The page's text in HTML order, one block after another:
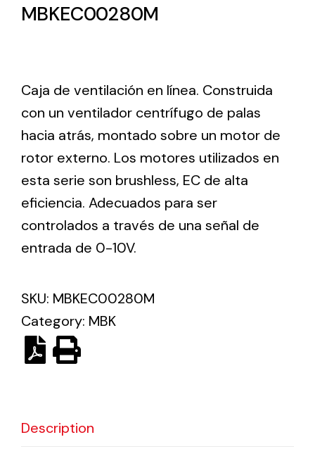
Complete solutions in lighting and electrical
material for each project and need
Ventilación
Amplia gama de ventiladores y equipos de
ventilación industriales
Ventilation
MBKEC00280M
Caja de ventilación en línea. Construida
con un ventilador centrífugo de palas
hacia atrás, montado sobre un motor de
rotor externo. Los motores utilizados en
esta serie son brushless, EC de alta
eficiencia. Adecuados para ser
controlados a través de una señal de
entrada de 0-10V.
SKU: MBKEC00280M
Category: MBK
Description